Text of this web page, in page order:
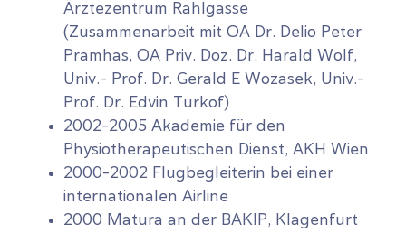
Ärztezentrum Rahlgasse
(Zusammenarbeit mit OA Dr. Delio Peter
Pramhas, OA Priv. Doz. Dr. Harald Wolf,
Univ.- Prof. Dr. Gerald E Wozasek, Univ.-
Prof. Dr. Edvin Turkof)
2002-2005 Akademie für den
Physiotherapeutischen Dienst, AKH Wien
2000-2002 Flugbegleiterin bei einer
internationalen Airline
2000 Matura an der BAKIP, Klagenfurt